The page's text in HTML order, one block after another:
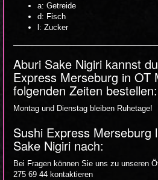
a: Getreide
d: Fisch
l: Zucker
Aburi Sake Nigiri kannst
Express Merseburg in OT
folgenden Zeiten bestellen:
Montag und Dienstag bleiben Ruhetage!
Sushi Express Merseburg
Sake Nigiri nach:
Bei Fragen können Sie uns zu unseren
275 69 44 kontaktieren